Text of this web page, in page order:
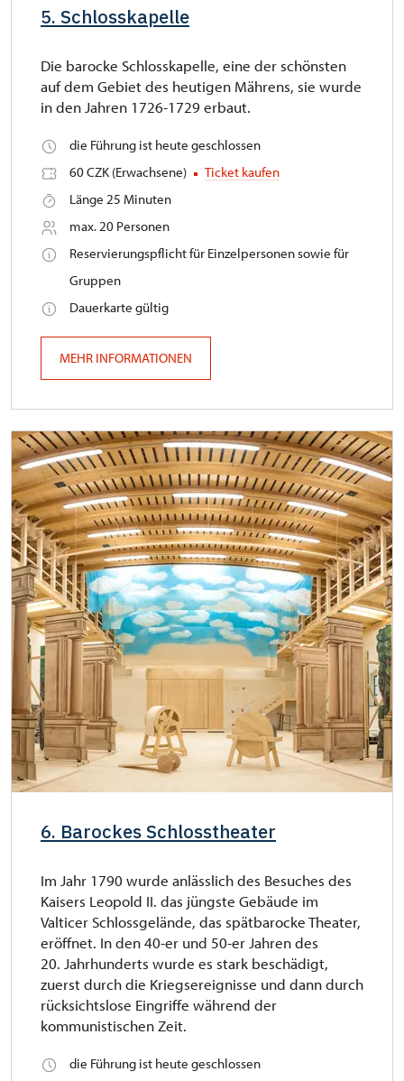
5. Schlosskapelle
Die barocke Schlosskapelle, eine der schönsten
auf dem Gebiet des heutigen Mährens, sie wurde
in den Jahren 1726-1729 erbaut.
die Führung ist heute geschlossen
60 CZK (Erwachsene)
Ticket kaufen
Länge 25 Minuten
max. 20 Personen
Reservierungspflicht für Einzelpersonen sowie für
Gruppen
Dauerkarte gültig
MEHR INFORMATIONEN
6. Barockes Schlosstheater
Im Jahr 1790 wurde anlässlich des Besuches des
Kaisers Leopold II. das jüngste Gebäude im
Valticer Schlossgelände, das spätbarocke Theater,
eröffnet. In den 40-er und 50-er Jahren des
20. Jahrhunderts wurde es stark beschädigt,
zuerst durch die Kriegsereignisse und dann durch
rücksichtslose Eingriffe während der
kommunistischen Zeit.
die Führung ist heute geschlossen